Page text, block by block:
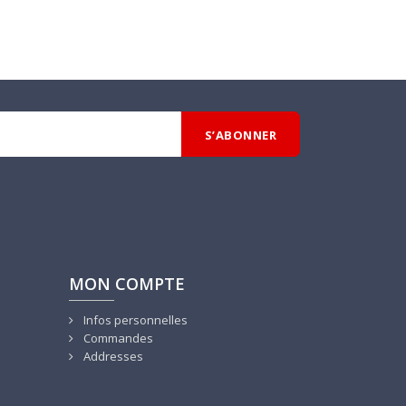
MON COMPTE
Infos personnelles
Commandes
Addresses